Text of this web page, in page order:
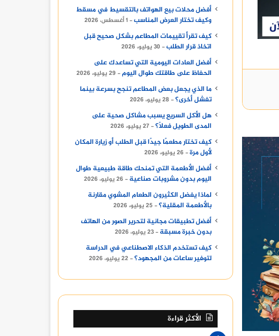
أفضل محلات بيع الهواتف بالتقسيط في مسقط
وكيف تختار العرض المناسب
1 أغسطس، 2026
كيف تقرأ تقييمات المطاعم بشكل صحيح قبل
اتخاذ قرار الطلب
30 يوليو، 2026
أفضل العادات اليومية التي تساعدك على
الحفاظ على طاقتك طوال اليوم
29 يوليو، 2026
ما الذي يجعل بعض المطاعم تنجح بسرعة بينما
تفشل أخرى؟
28 يوليو، 2026
هل الأكل السريع يسبب مشاكل صحية على
المدى الطويل فعلًا؟
27 يوليو، 2026
كيف تختار مطعمًا جيدًا قبل الطلب أو زيارة المكان
لأول مرة
26 يوليو، 2026
أفضل الأطعمة التي تمنحك طاقة طبيعية طوال
اليوم بدون مشروبات صناعية
26 يوليو، 2026
لماذا يفضل الكثيرون الطعام المشوي مقارنة
بالأطعمة المقلية؟
25 يوليو، 2026
أفضل تطبيقات مجانية لتحرير الصور من الهاتف
بدون خبرة مسبقة
23 يوليو، 2026
كيف تستخدم الذكاء الاصطناعي في الدراسة
لتوفير ساعات من المجهود؟
22 يوليو، 2026
الأكثر قراءة